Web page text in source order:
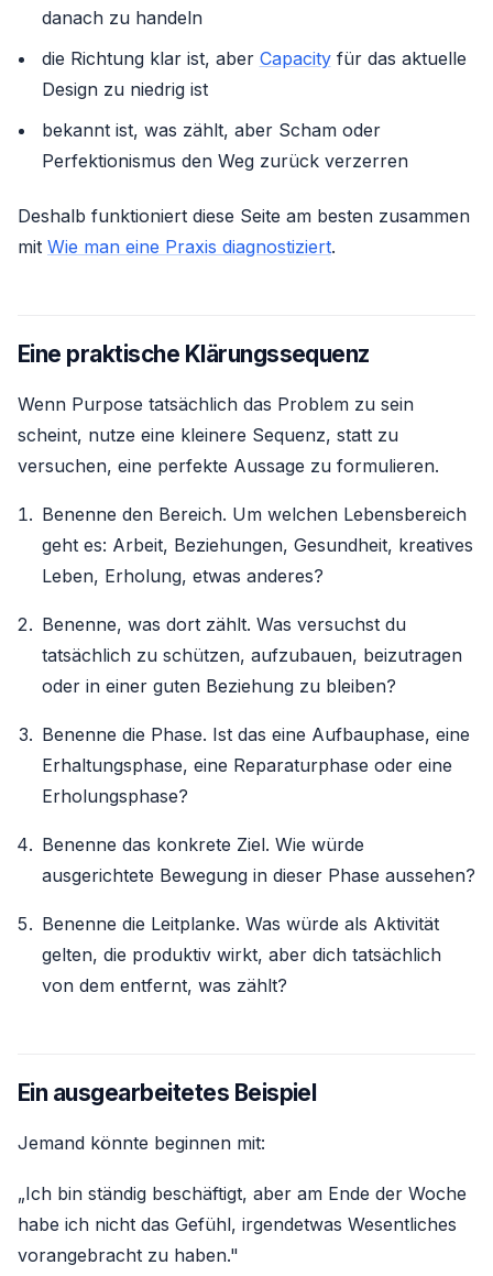
danach zu handeln
die Richtung klar ist, aber Capacityfür das aktuelle
Design zu niedrig ist
bekannt ist, was zählt, aber Scham oder
Perfektionismus den Weg zurück verzerren
Deshalb funktioniert diese Seite am besten zusammen
mit Wie man eine Praxis diagnostiziert.
Eine praktische Klärungssequenz
Wenn Purpose tatsächlich das Problem zu sein
scheint, nutze eine kleinere Sequenz, statt zu
versuchen, eine perfekte Aussage zu formulieren.
Benenne den Bereich. Um welchen Lebensbereich
geht es: Arbeit, Beziehungen, Gesundheit, kreatives
Leben, Erholung, etwas anderes?
Benenne, was dort zählt. Was versuchst du
tatsächlich zu schützen, aufzubauen, beizutragen
oder in einer guten Beziehung zu bleiben?
Benenne die Phase. Ist das eine Aufbauphase, eine
Erhaltungsphase, eine Reparaturphase oder eine
Erholungsphase?
Benenne das konkrete Ziel. Wie würde
ausgerichtete Bewegung in dieser Phase aussehen?
Benenne die Leitplanke. Was würde als Aktivität
gelten, die produktiv wirkt, aber dich tatsächlich
von dem entfernt, was zählt?
Ein ausgearbeitetes Beispiel
Jemand könnte beginnen mit:
„Ich bin ständig beschäftigt, aber am Ende der Woche
habe ich nicht das Gefühl, irgendetwas Wesentliches
vorangebracht zu haben."